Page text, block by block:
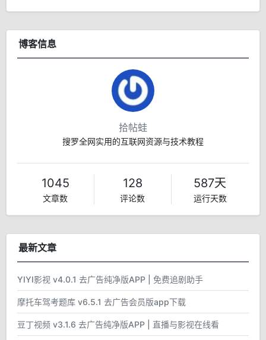
博客信息
拾帖蛙
搜罗全网实用的互联网资源与技术教程
1045
文章数
128
评论数
587天
运行天数
最新文章
YIYI影视 v4.0.1 去广告纯净版APP | 免费追剧助手
摩托车驾考题库 v6.5.1 去广告会员版app下载
豆丁视频 v3.1.6 去广告纯净版APP | 直播与影视在线看